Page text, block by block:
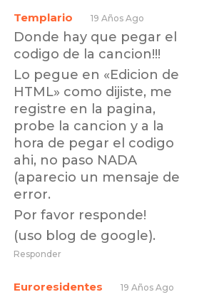
Templario 19 Años Ago
Donde hay que pegar el
codigo de la cancion!!!
Lo pegue en «Edicion de
HTML» como dijiste, me
registre en la pagina,
probe la cancion y a la
hora de pegar el codigo
ahi, no paso NADA
(aparecio un mensaje de
error.
Por favor responde!
(uso blog de google).
Responder
Euroresidentes 19 Años Ago